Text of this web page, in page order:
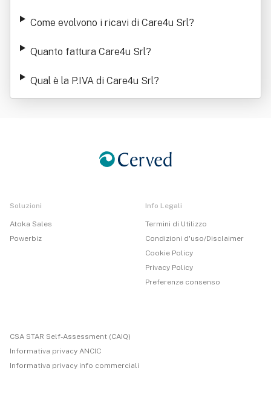
Come evolvono i ricavi di Care4u Srl?
Quanto fattura Care4u Srl?
Qual è la P.IVA di Care4u Srl?
Soluzioni
Atoka Sales
Powerbiz
Info Legali
Termini di Utilizzo
Condizioni d'uso/Disclaimer
Cookie Policy
Privacy Policy
Preferenze consenso
CSA STAR Self-Assessment (CAIQ)
Informativa privacy ANCIC
Informativa privacy info commerciali